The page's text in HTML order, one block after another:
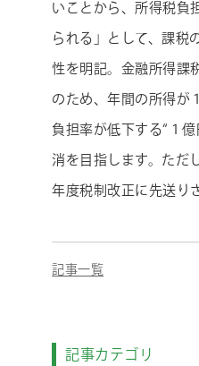
いことから、所得税負
られる」として、課税
性を明記。金融所得課
のため、年間の所得が
負担率が低下する“１
消を目指します。ただ
年度税制改正に先送り
記事一覧
記事カテゴリ